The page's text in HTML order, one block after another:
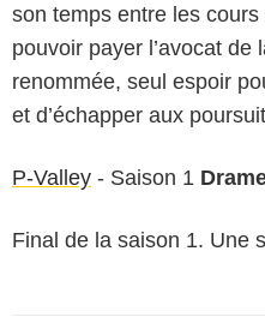
son temps entre les
pouvoir payer l’avocat de
renommée, seul espoir
et d’échapper aux
P-Valley - Saison 1
Final de la saison 1. Une